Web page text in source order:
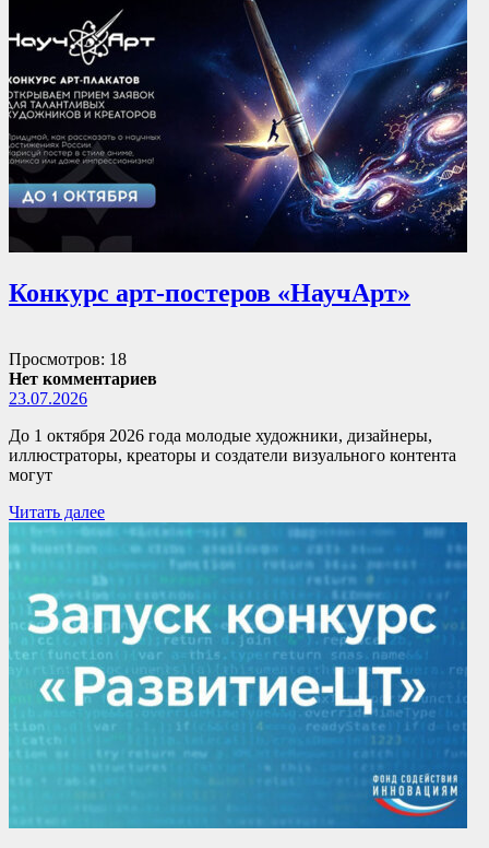
Конкурс арт-постеров «НаучАрт»
Просмотров: 18
Нет комментариев
23.07.2026
До 1 октября 2026 года молодые художники, дизайнеры,
иллюстраторы, креаторы и создатели визуального контента
могут
Читать далее